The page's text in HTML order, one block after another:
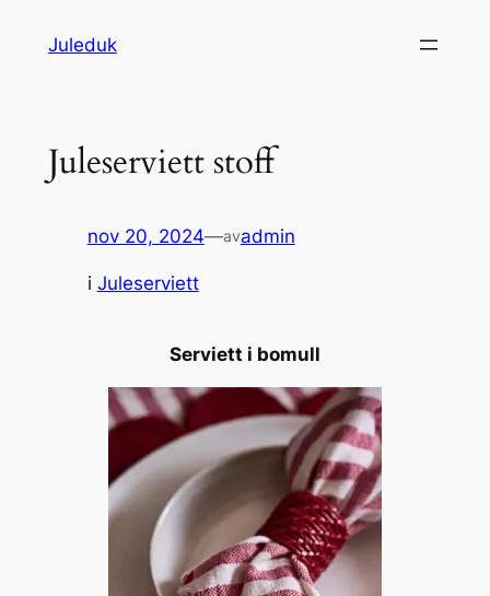
Juleduk
Juleserviett stoff
nov 20, 2024—avadmin
i Juleserviett
Serviett i bomull